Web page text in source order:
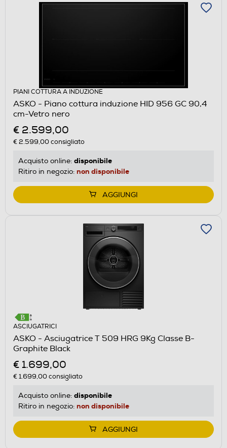
PIANI COTTURA A INDUZIONE
ASKO - Piano cottura induzione HID 956 GC 90,4
cm-Vetro nero
€ 2.599,00
€ 2.599,00consigliato
Acquisto online: disponibile
Ritiro in negozio: non disponibile
AGGIUNGI
ASCIUGATRICI
ASKO - Asciugatrice T 509 HRG 9Kg Classe B-
Graphite Black
€ 1.699,00
€ 1.699,00consigliato
Acquisto online: disponibile
Ritiro in negozio: non disponibile
AGGIUNGI